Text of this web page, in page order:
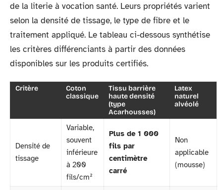
de la literie à vocation santé. Leurs propriétés varient
selon la densité de tissage, le type de fibre et le
traitement appliqué. Le tableau ci-dessous synthétise
les critères différenciants à partir des données
disponibles sur les produits certifiés.
Critère
Coton
classique
Tissu barrière
haute densité
(type
Acarhousses)
Latex
naturel
alvéolé
Densité de
tissage
Variable,
souvent
inférieure
à 200
fils/cm²
Plus de 1 000
fils par
centimètre
carré
Non
applicable
(mousse)